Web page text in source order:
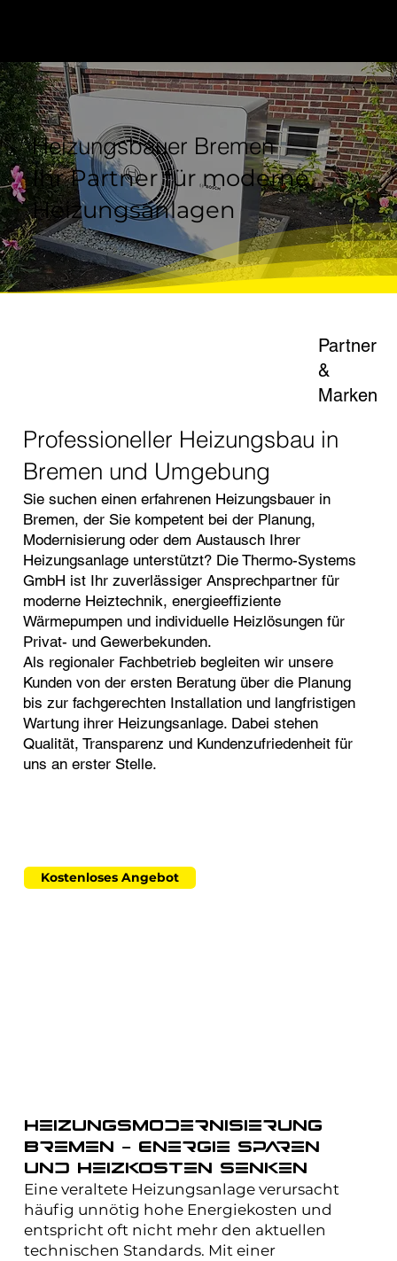
Heizungsbauer Bremen
Ihr Partner für moderne
Heizungsanlagen
Partner
&
Marken
Heizungsmodernisierung
Bremen – Energie sparen
und Heizkosten senken
Eine veraltete Heizungsanlage verursacht
häufig unnötig hohe Energiekosten und
entspricht oft nicht mehr den aktuellen
technischen Standards. Mit einer
Professioneller Heizungsbau in
Bremen und Umgebung
Sie suchen einen erfahrenen Heizungsbauer in
Bremen, der Sie kompetent bei der Planung,
Modernisierung oder dem Austausch Ihrer
Heizungsanlage unterstützt? Die Thermo-Systems
GmbH ist Ihr zuverlässiger Ansprechpartner für
moderne Heiztechnik, energieeffiziente
Wärmepumpen und individuelle Heizlösungen für
Privat- und Gewerbekunden.
Als regionaler Fachbetrieb begleiten wir unsere
Kunden von der ersten Beratung über die Planung
bis zur fachgerechten Installation und langfristigen
Wartung ihrer Heizungsanlage. Dabei stehen
Qualität, Transparenz und Kundenzufriedenheit für
uns an erster Stelle.
Kostenloses Angebot